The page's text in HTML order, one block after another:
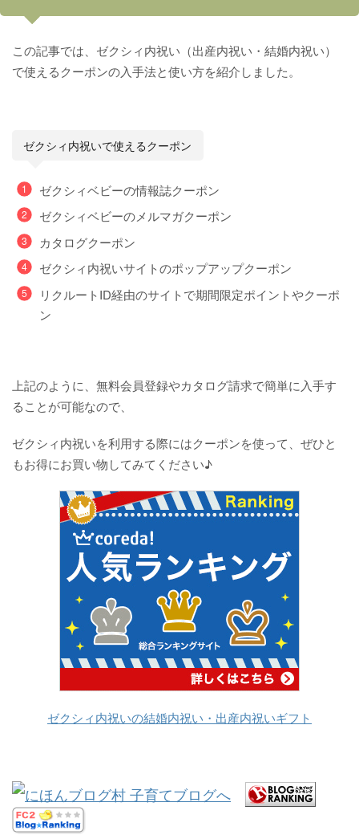
この記事では、ゼクシィ内祝い（出産内祝い・結婚内祝い）
で使えるクーポンの入手法と使い方を紹介しました。
ゼクシィ内祝いで使えるクーポン
ゼクシィベビーの情報誌クーポン
ゼクシィベビーのメルマガクーポン
カタログクーポン
ゼクシィ内祝いサイトのポップアップクーポン
リクルートID経由のサイトで期間限定ポイントやクーポ
ン
上記のように、無料会員登録やカタログ請求で簡単に入手す
ることが可能なので、
ゼクシィ内祝いを利用する際にはクーポンを使って、ぜひと
もお得にお買い物してみてください♪
ゼクシィ内祝いの結婚内祝い・出産内祝いギフト